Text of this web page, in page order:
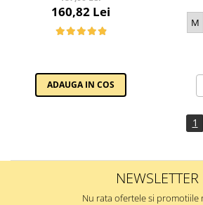
160,82 Lei
ADAUGA IN COS
M
1
NEWSLETTER
Nu rata ofertele si promotiile